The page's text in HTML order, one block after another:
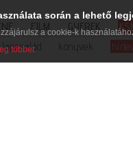
FILM GYEREK
lapcsalád könyvek
során a lehető
a cookie-k
többet